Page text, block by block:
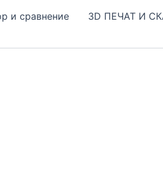
и сравнение 3D ПЕЧАТ И